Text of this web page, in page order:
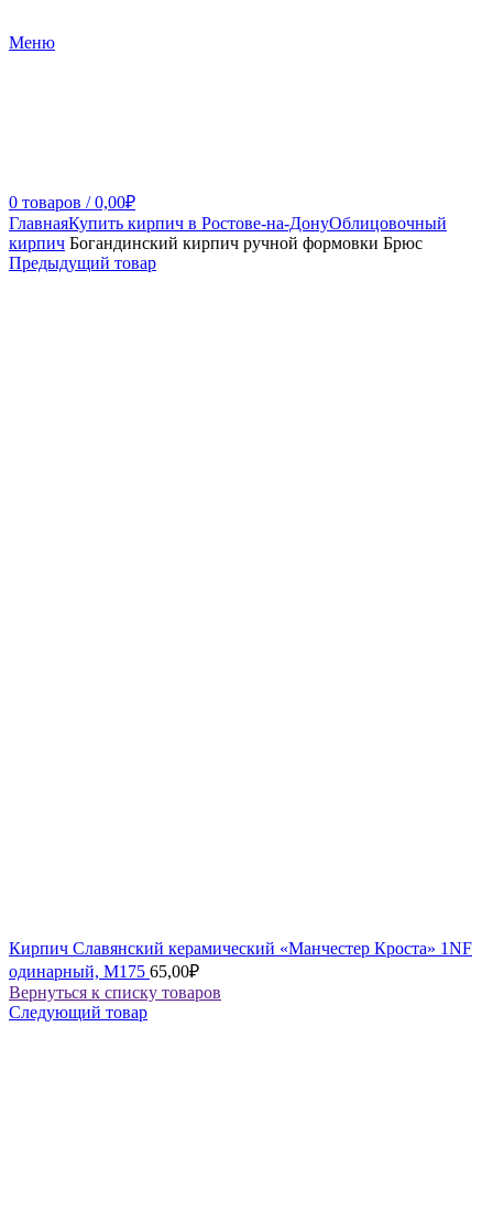
Меню
0 товаров / 0,00₽
ГлавнаяКупить кирпич в Ростове-на-ДонуОблицовочный
кирпич Богандинский кирпич ручной формовки Брюс
Предыдущий товар
Кирпич Славянский керамический «Манчестер Кроста» 1NF
одинарный, М175 65,00₽
Вернуться к списку товаров
Следующий товар